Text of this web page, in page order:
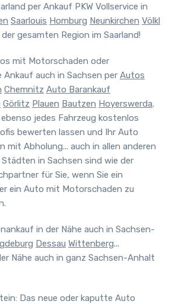
per Ankauf PKW Vollservice in
Saarlouis Homburg Neunkirchen Völkl
der gesamten Region im Saarland!
mit Motorschaden oder
auch in Sachsen per Autos
Chemnitz Auto Barankauf
Görlitz Plauen Bautzen Hoyerswerda.
ebenso jedes Fahrzeug kostenlos
bewerten lassen und Ihr Auto
mit Abholung... auch in allen anderen
Städten in Sachsen sind wie der
für Sie, wenn Sie ein
ein Auto mit Motorschaden zu
in der Nähe auch in Sachsen-
Dessau Wittenberg...
Nähe auch in ganz Sachsen-Anhalt
Das neue oder kaputte Auto